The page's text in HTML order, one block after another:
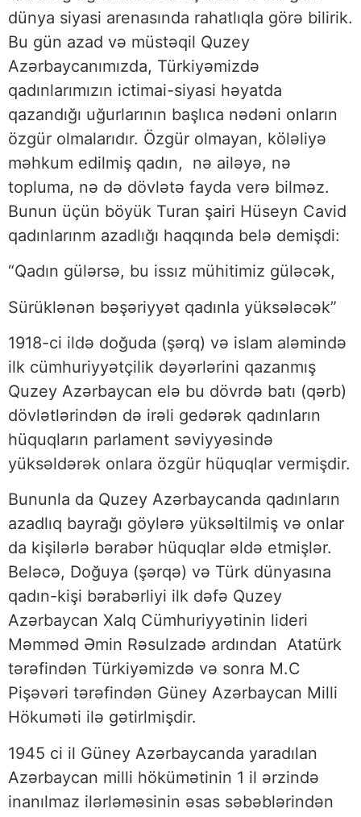
dünya siyasi arenasında rahatlıqla görə bilirik.
Bu gün azad və müstəqil Quzey
Azərbaycanımızda, Türkiyəmizdə
qadınlarımızın ictimai-siyasi həyatda
qazandığı uğurlarının başlıca nədəni onların
özgür olmalarıdır. Özgür olmayan, köləliyə
məhkum edilmiş qadın, nə ailəyə, nə
topluma, nə də dövlətə fayda verə bilməz.
Bunun üçün böyük Turan şairi Hüseyn Cavid
qadınlarınm azadlığı haqqında belə demişdi:
“Qadın gülərsə, bu issız mühitimiz güləcək,
Sürüklənən bəşəriyyət qadınla yüksələcək”
1918-ci ildə doğuda (şərq) və islam aləmində
ilk cümhuriyyətçilik dəyərlərini qazanmış
Quzey Azərbaycan elə bu dövrdə batı (qərb)
dövlətlərindən də irəli gedərək qadınların
hüquqların parlament səviyyəsində
yüksəldərək onlara özgür hüquqlar vermişdir.
Bununla da Quzey Azərbaycanda qadınların
azadlıq bayrağı göylərə yüksəltilmiş və onlar
da kişilərlə bərabər hüquqlar əldə etmişlər.
Beləcə, Doğuya (şərqə) və Türk dünyasına
qadın-kişi bərabərliyi ilk dəfə Quzey
Azərbaycan Xalq Cümhuriyyətinin lideri
Məmməd Əmin Rəsulzadə ardından Atatürk
tərəfindən Türkiyəmizdə və sonra M.C
Pişəvəri tərəfindən Güney Azərbaycan Milli
Hökuməti ilə gətirlmişdir.
1945 ci il Güney Azərbaycanda yaradılan
Azərbaycan milli hökümətinin 1 il ərzində
inanılmaz ilərləməsinin əsas səbəblərindən